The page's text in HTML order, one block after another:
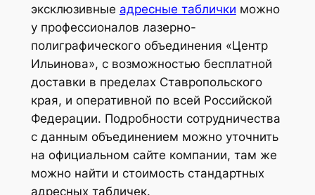
эксклюзивные адресные таблички можно
у профессионалов лазерно-
полиграфического объединения «Центр
Ильинова», с возможностью бесплатной
доставки в пределах Ставропольского
края, и оперативной по всей Российской
Федерации. Подробности сотрудничества
с данным объединением можно уточнить
на официальном сайте компании, там же
можно найти и стоимость стандартных
адресных табличек.